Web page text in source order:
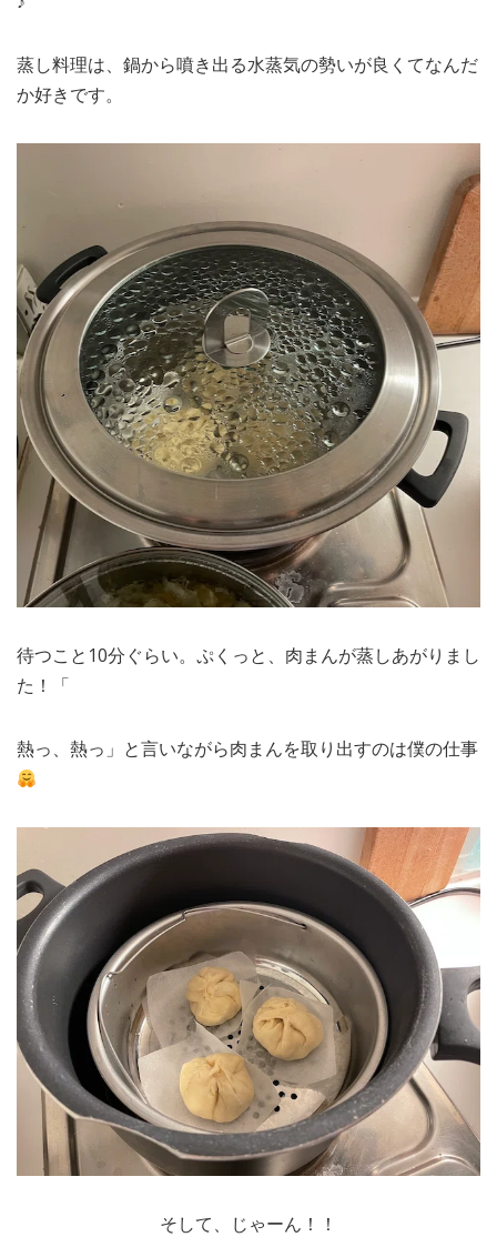
蒸し料理は、鍋から噴き出る水蒸気の勢いが良くてなんだ
か好きです。
待つこと10分ぐらい。ぷくっと、肉まんが蒸しあがりまし
た！「
熱っ、熱っ」と言いながら肉まんを取り出すのは僕の仕事
そして、じゃーん！！